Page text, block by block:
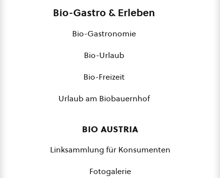
Bio-Gastro & Erleben
Bio-Gastronomie
Bio-Urlaub
Bio-Freizeit
Urlaub am Biobauernhof
bio austria
Linksammlung für Konsumenten
Fotogalerie